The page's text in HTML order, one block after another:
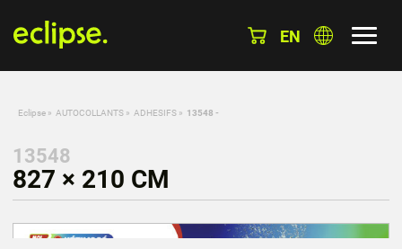
EN
Eclipse » AUTOCOLLANTS » ADHESIFS » 13548 -
13548
827 × 210 CM